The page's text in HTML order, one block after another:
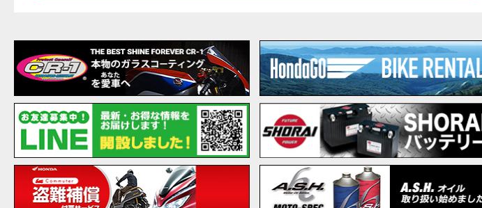
MOVIE 【ホンダ バイク】CB1000F 4台で三重県ツー
MOVIE 【ホンダ バイク】【GB350C S】梅本まどか
MOVIE 【ホンダドリーム新春初売り特別企画】のご紹
MOVIE こんなことある？！CB1000Fでツーリングイ
【新車】CB1000Fで11時間ツーリングした素
MOVIE 【事故寸前】200kmレッカー、そしてさらな
NEW BIKENEWS Dio Lite 新基準原付 販売中！
MOVIE 【バイク女子】高速道路走行中にバイクから
MOVIE 2025X-ADV 最高の旅バイクで街乗りも最適！
NEW BIKENEWS CB1000F販売中！！